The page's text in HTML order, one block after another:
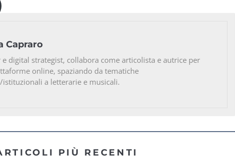
Capraro
digital strategist, collabora come articolista e autrice per
online, spaziando da tematiche
istituzionali a letterarie e musicali.
PIÙ RECENTI